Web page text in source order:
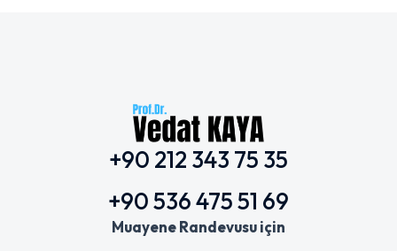
+90 212 343 75 35
+90 536 475 51 69
Muayene Randevusu için